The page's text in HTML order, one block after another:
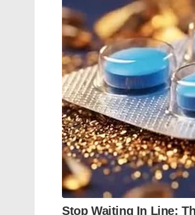
തകർത്തു, ഫോണിന്
മെറ്റയ്ക്ക് 4800 കോടിയുടെ
പണി കൊടുത്ത്
digit) കോഡാണ്. ഇത്
അപരിചിതന്
രേഖപ്പെടുത്തേണ്ടി
അയക്കാൻ കഴിയില്ല.
അതേസമയം, ടെലിഗ്രാം
ചതിക്കുഴികൾക്ക്
ബാങ്കുകളും ബിസിനസ്സ്
വാട്സാപ്പിനെ